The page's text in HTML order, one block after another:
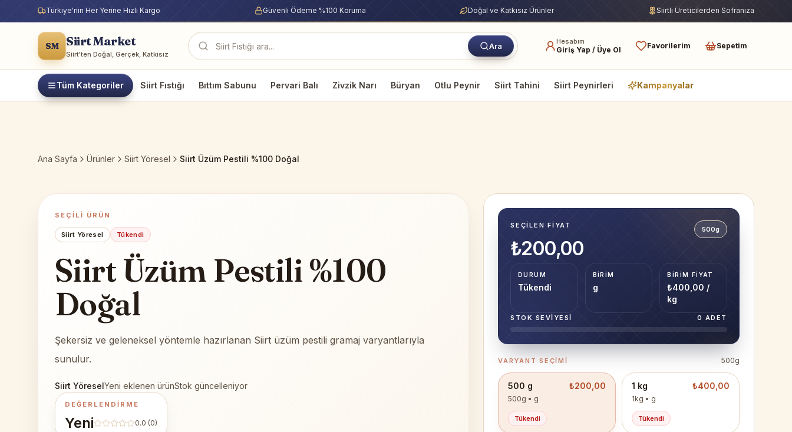
Türkiye'nin Her Yerine Hızlı Kargo Güvenli Ödeme %100 Koruma Doğal ve Katkısız Ürünler Siirtli Üreticilerden Sofranıza
SM Siirt Market
Siirt'ten Doğal, Gerçek, Katkısız Ürün ara
Ara Hesabım
Giriş Yap / Üye Ol Favorilerim Sepetim
Tüm Kategoriler Siirt Fıstığı Bıttım Sabunu Pervari Balı Zivzik Narı Büryan Otlu Peynir Siirt Tahini Siirt Peynirleri Kampanyalar
Ana Sayfa Ürünler Siirt Yöresel Siirt Üzüm Pestili %100 Doğal
SEÇILI ÜRÜN
Siirt Yöresel Tükendi
Siirt Üzüm Pestili %100
Doğal
Şekersiz ve geleneksel yöntemle hazırlanan Siirt üzüm pestili gramaj varyantlarıyla
sunulur.
Siirt YöreselYeni eklenen ürünStok güncelleniyor
DEĞERLENDIRME
Yeni 0.0 (0)
SEÇILEN FIYAT
₺200,00
500g
DURUM
Tükendi
BIRIM
g
BIRIM FIYAT
₺400,00 /
kg
STOK SEVIYESI 0 ADET
VARYANT SEÇIMI 500g
500 g
500g • g
₺200,00
Tükendi
1 kg
1kg • g
₺400,00
Tükendi